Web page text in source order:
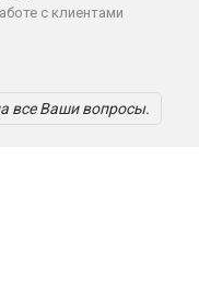
с клиентами
все Ваши вопросы.